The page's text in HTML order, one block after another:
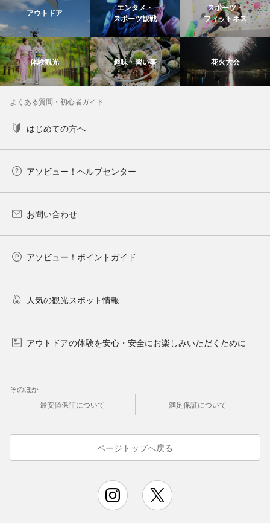
アウトドア
エンタメ・
スポーツ観戦
スポーツ・
フィットネス
体験観光 趣味・習い事 花火大会
よくある質問・初心者ガイド
はじめての方へ
アソビュー！ヘルプセンター
お問い合わせ
アソビュー！ポイントガイド
人気の観光スポット情報
アウトドアの体験を安心・安全にお楽しみいただくために
そのほか
最安値保証について
満足保証について
ページトップへ戻る